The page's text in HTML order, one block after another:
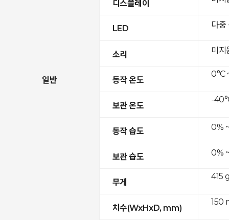
일반
디스플레이
LED
소리
동작 온도
보관 온도
동작 습도
보관 습도
무게
치수(WxHxD, mm)
다중
미지
0°C
-
0%
0%
415
150